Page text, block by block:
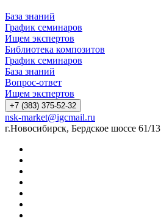
База знаний
График семинаров
Ищем экспертов
Библиотека композитов
График семинаров
База знаний
Вопрос-ответ
Ищем экспертов
+7 (383) 375-52-32
nsk-market@igcmail.ru
г.Новосибирск, Бердское шоссе 61/13